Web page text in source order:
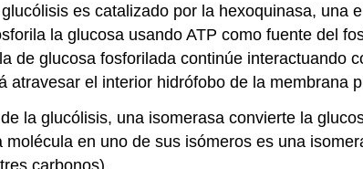
es catalizado por la hexoquinasa,
la glucosa usando ATP como fuente del
de glucosa fosforilada continúe interactuando
atravesar el interior hidrófobo de la membrana
la glucólisis, una isomerasa convierte la
en uno de sus isómeros es una
carbonos).